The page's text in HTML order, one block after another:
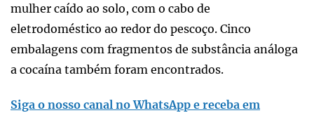
mulher caído ao solo, com o cabo de
eletrodoméstico ao redor do pescoço. Cinco
embalagens com fragmentos de substância análoga
a cocaína também foram encontrados.
Siga o nosso canal no WhatsApp e receba em